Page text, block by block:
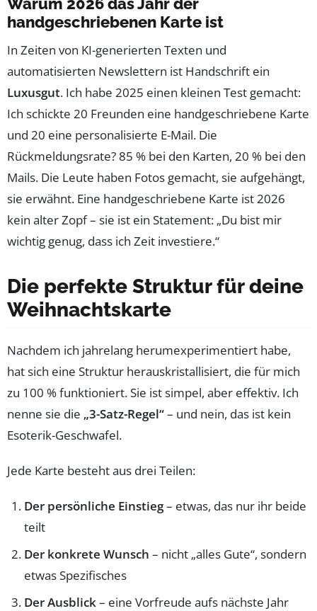
handgeschriebenen Karte ist
In Zeiten von KI-generierten Texten und
automatisierten Newslettern ist Handschrift ein
Luxusgut. Ich habe 2025 einen kleinen Test gemacht:
Ich schickte 20 Freunden eine handgeschriebene Karte
und 20 eine personalisierte E-Mail. Die
Rückmeldungsrate? 85 % bei den Karten, 20 % bei den
Mails. Die Leute haben Fotos gemacht, sie aufgehängt,
sie erwähnt. Eine handgeschriebene Karte ist 2026
kein alter Zopf – sie ist ein Statement: „Du bist mir
wichtig genug, dass ich Zeit investiere.“
Die perfekte Struktur für deine
Weihnachtskarte
Nachdem ich jahrelang herumexperimentiert habe,
hat sich eine Struktur herauskristallisiert, die für mich
zu 100 % funktioniert. Sie ist simpel, aber effektiv. Ich
nenne sie die „3-Satz-Regel“– und nein, das ist kein
Esoterik-Geschwafel.
Jede Karte besteht aus drei Teilen:
Der persönliche Einstieg– etwas, das nur ihr beide
teilt
Der konkrete Wunsch – nicht „alles Gute“, sondern
etwas Spezifisches
Der Ausblick– eine Vorfreude aufs nächste Jahr